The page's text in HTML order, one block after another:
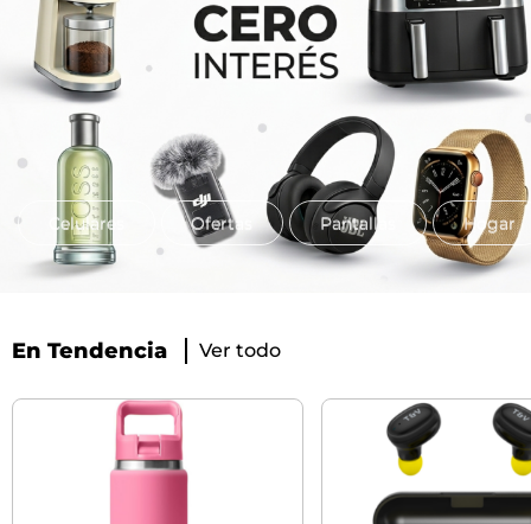
Celulares Ofertas Pantallas Hogar
En Tendencia Ver todo